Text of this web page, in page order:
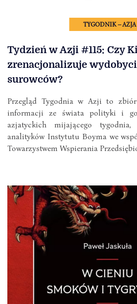
TYGODNIK – AZJA
Tydzień w Azji #115: Czy
zrenacjonalizuje
surowców?
Przegląd Tygodnia w Azji to zbiór
informacji ze świata polityki i
azjatyckich mijającego
analityków Instytutu Boyma we
Towarzystwem Wspierania